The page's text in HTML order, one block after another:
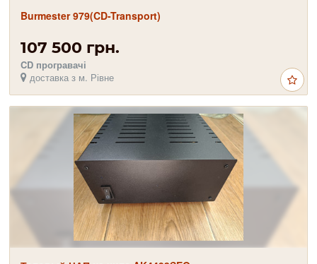
Burmester 979(CD-Transport)
107 500 грн.
CD програвачі
доставка з м. Рівне